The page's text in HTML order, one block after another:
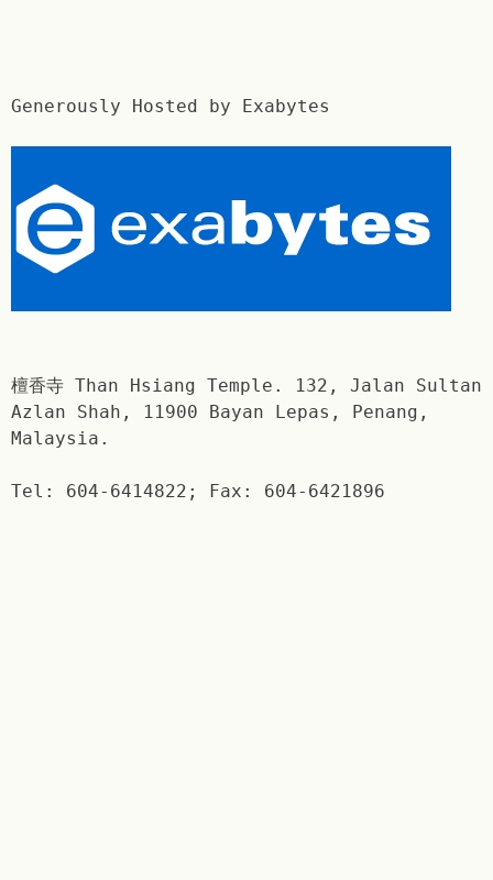
Generously Hosted by Exabytes
檀香寺 Than Hsiang Temple. 132, Jalan Sultan
Azlan Shah, 11900 Bayan Lepas, Penang,
Malaysia.
Tel: 604-6414822; Fax: 604-6421896